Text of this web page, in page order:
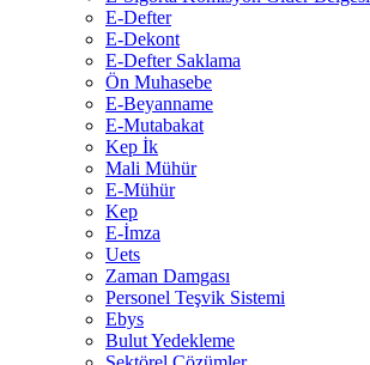
E-Defter
E-Dekont
E-Defter Saklama
Ön Muhasebe
E-Beyanname
E-Mutabakat
Kep İk
Mali Mühür
E-Mühür
Kep
E-İmza
Uets
Zaman Damgası
Personel Teşvik Sistemi
Ebys
Bulut Yedekleme